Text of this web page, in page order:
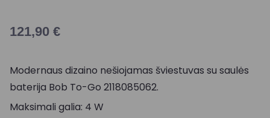
121,90 €
Modernaus dizaino nešiojamas šviestuvas su saulės
baterija Bob To-Go 2118085062.
Maksimali galia: 4 W